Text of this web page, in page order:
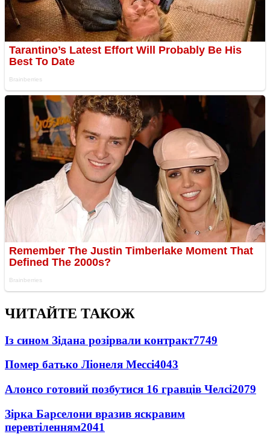
ЧИТАЙТЕ ТАКОЖ
Із сином Зідана розірвали контракт7749
Помер батько Ліонеля Мессі4043
Алонсо готовий позбутися 16 гравців Челсі2079
Зірка Барселони вразив яскравим
перевтіленням2041